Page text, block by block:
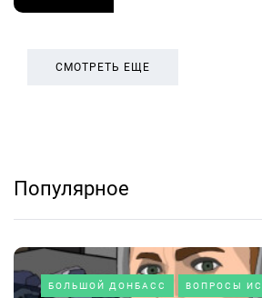
СМОТРЕТЬ ЕЩЕ
Популярное
БОЛЬШОЙ ДОНБАСС ВОПРОСЫ